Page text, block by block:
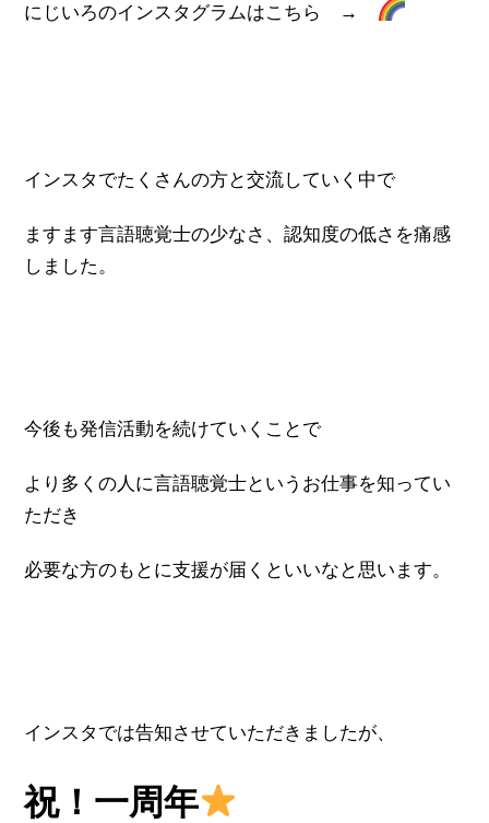
にじいろのインスタグラムはこちら →
インスタでたくさんの方と交流していく中で
ますます言語聴覚士の少なさ、認知度の低さを痛感
しました。
今後も発信活動を続けていくことで
より多くの人に言語聴覚士というお仕事を知ってい
ただき
必要な方のもとに支援が届くといいなと思います。
インスタでは告知させていただきましたが、
祝！一周年